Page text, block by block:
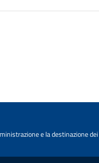
e la destinazione